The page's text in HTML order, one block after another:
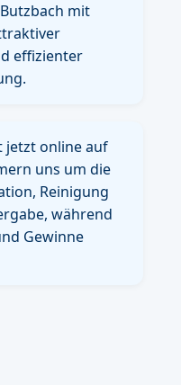
mit
effizienter
jetzt online auf
uns um die
Reinigung
während
Gewinne